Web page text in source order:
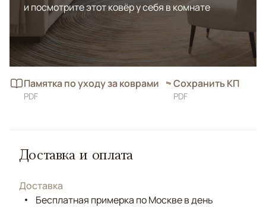
и посмотрите этот ковёр у себя в комнате
Памятка по уходу за коврами
PDF
Сохранить КП
PDF
Доставка и оплата
Доставка
Бесплатная примерка по Москве в день